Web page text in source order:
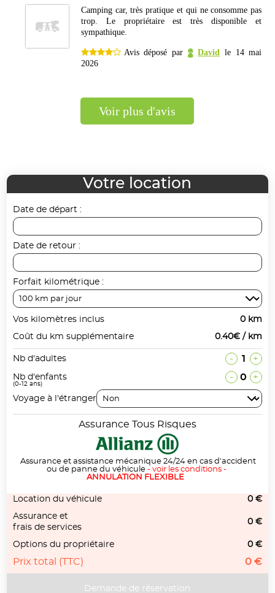
Camping car, très pratique et qui ne consomme pas
trop. Le propriétaire est très disponible et
sympathique.
Avis déposé par David le 14 mai
2026
voir plus d'avis
Votre location
Date de départ :
Date de retour :
Forfait kilométrique :
Vos kilomètres inclus
0 km
Coût du km supplémentaire
0.40€ / km
Nb d'adultes - 1 +
Nb d'enfants
(0-12 ans)
- 0 +
Voyage à l'étranger
Assurance Tous Risques
Assurance et assistance mécanique 24/24 en cas d'accident
ou de panne du véhicule - voir les conditions-
ANNULATION FLEXIBLE
Location du véhicule
0 €
Assurance et
frais de services
0 €
Options du propriétaire 0 €
Prix total (TTC) 0 €